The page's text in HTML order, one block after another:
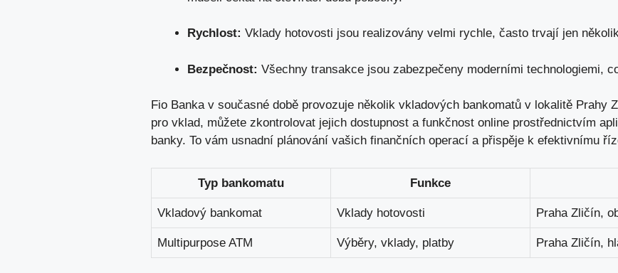
Rychlost: Vklady hotovosti jsou realizovány velmi rychle, často trvají jen
Bezpečnost: Všechny transakce jsou zabezpečeny moderními technologiemi,
Fio Banka v současné době provozuje několik vkladových bankomatů v lokalitě Prahy
pro vklad, můžete zkontrolovat jejich dostupnost a funkčnost online prostřednictvím
banky. To vám usnadní plánování vašich finančních operací a přispěje k efektivnímu
Typ bankomatu Funkce
Vkladový bankomat Vklady hotovosti Praha Zličín,
Multipurpose ATM Výběry, vklady, platby Praha Zličín,